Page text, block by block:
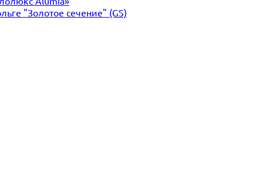
"Золотое сечение" (GS)